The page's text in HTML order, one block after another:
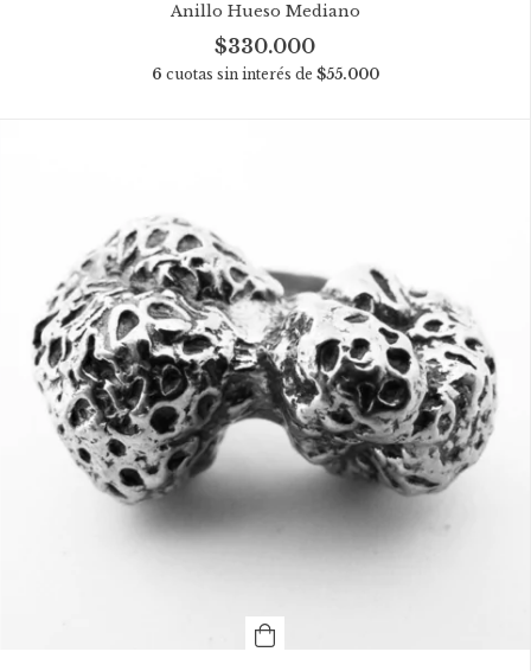
Anillo Hueso Mediano
$330.000
6 cuotas sin interés de $55.000